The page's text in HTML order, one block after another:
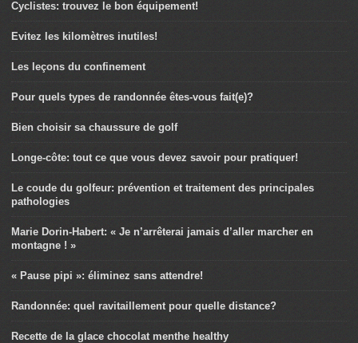
Cyclistes: trouvez le bon équipement!
Evitez les kilomètres inutiles!
Les leçons du confinement
Pour quels types de randonnée êtes-vous fait(e)?
Bien choisir sa chaussure de golf
Longe-côte: tout ce que vous devez savoir pour pratiquer!
Le coude du golfeur: prévention et traitement des principales
pathologies
Marie Dorin-Habert: « Je n’arrêterai jamais d’aller marcher en
montagne ! »
« Pause pipi »: éliminez sans attendre!
Randonnée: quel ravitaillement pour quelle distance?
Recette de la glace chocolat menthe healthy